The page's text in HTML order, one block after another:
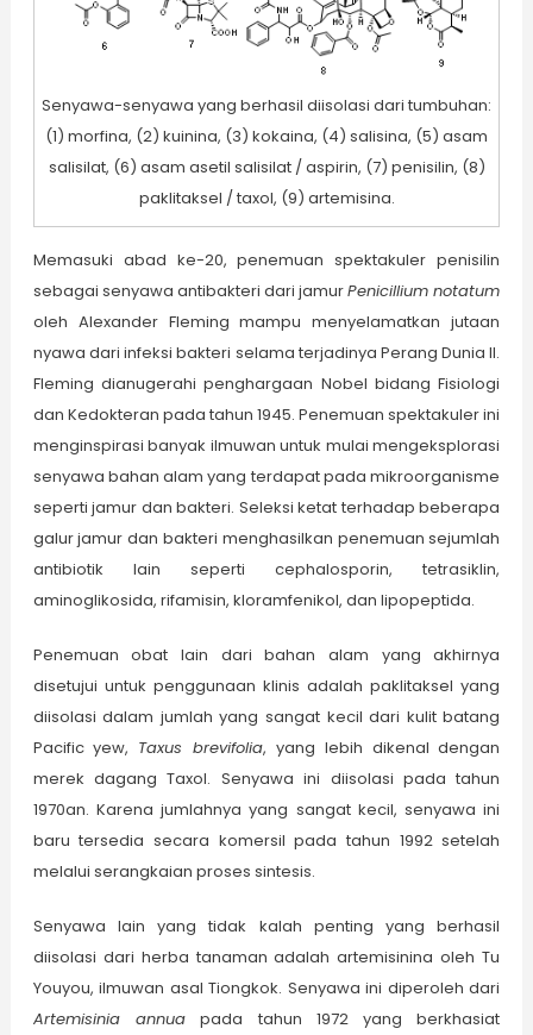
Senyawa-senyawa yang berhasil diisolasi dari tumbuhan:
(1) morfina, (2) kuinina, (3) kokaina, (4) salisina, (5) asam
salisilat, (6) asam asetil salisilat / aspirin, (7) penisilin, (8)
paklitaksel / taxol, (9) artemisina.
Memasuki abad ke-20, penemuan spektakuler penisilin
sebagai senyawa antibakteri dari jamurPenicillium notatum
oleh Alexander Fleming mampu menyelamatkan jutaan
nyawa dari infeksi bakteri selama terjadinya Perang Dunia II.
Fleming dianugerahi penghargaan Nobel bidang Fisiologi
dan Kedokteran pada tahun 1945. Penemuan spektakuler ini
menginspirasi banyak ilmuwan untuk mulai mengeksplorasi
senyawa bahan alam yang terdapat pada mikroorganisme
seperti jamur dan bakteri. Seleksi ketat terhadap beberapa
galur jamur dan bakteri menghasilkan penemuan sejumlah
antibiotik lain seperti cephalosporin, tetrasiklin,
aminoglikosida, rifamisin, kloramfenikol, dan lipopeptida.
Penemuan obat lain dari bahan alam yang akhirnya
disetujui untuk penggunaan klinis adalah paklitaksel yang
diisolasi dalam jumlah yang sangat kecil dari kulit batang
Pacific yew, Taxus brevifolia, yang lebih dikenal dengan
merek dagang Taxol. Senyawa ini diisolasi pada tahun
1970an. Karena jumlahnya yang sangat kecil, senyawa ini
baru tersedia secara komersil pada tahun 1992 setelah
melalui serangkaian proses sintesis.
Senyawa lain yang tidak kalah penting yang berhasil
diisolasi dari herba tanaman adalah artemisinina oleh Tu
Youyou, ilmuwan asal Tiongkok. Senyawa ini diperoleh dari
Artemisinia annuapada tahun 1972 yang berkhasiat